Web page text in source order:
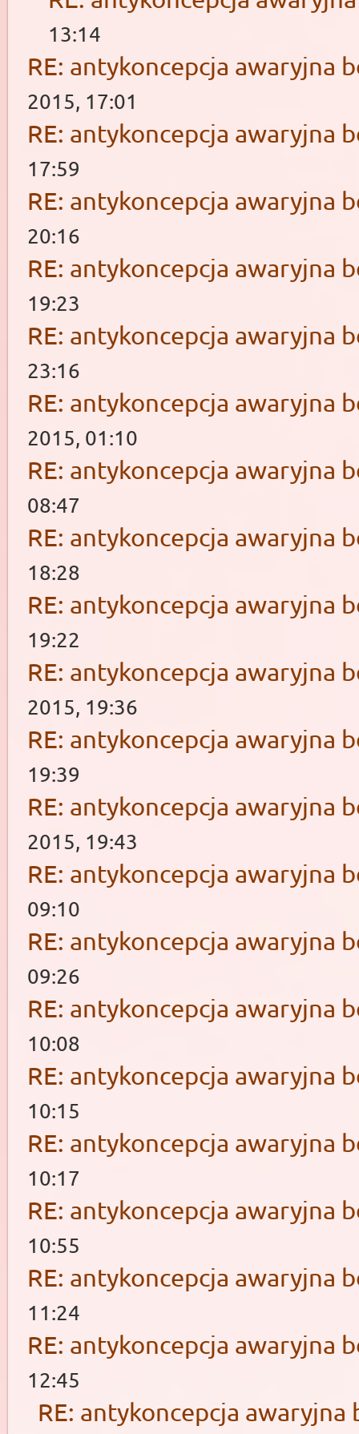
13:14
RE: antykoncepcja awaryjna
2015, 17:01
RE: antykoncepcja awaryjna
17:59
RE: antykoncepcja awaryjna
20:16
RE: antykoncepcja awaryjna
19:23
RE: antykoncepcja awaryjna
23:16
RE: antykoncepcja awaryjna
2015, 01:10
RE: antykoncepcja awaryjna
08:47
RE: antykoncepcja awaryjna
18:28
RE: antykoncepcja awaryjna
19:22
RE: antykoncepcja awaryjna
2015, 19:36
RE: antykoncepcja awaryjna
19:39
RE: antykoncepcja awaryjna
2015, 19:43
RE: antykoncepcja awaryjna
09:10
RE: antykoncepcja awaryjna
09:26
RE: antykoncepcja awaryjna
10:08
RE: antykoncepcja awaryjna
10:15
RE: antykoncepcja awaryjna
10:17
RE: antykoncepcja awaryjna
10:55
RE: antykoncepcja awaryjna
11:24
RE: antykoncepcja awaryjna
12:45
RE: antykoncepcja awaryjna